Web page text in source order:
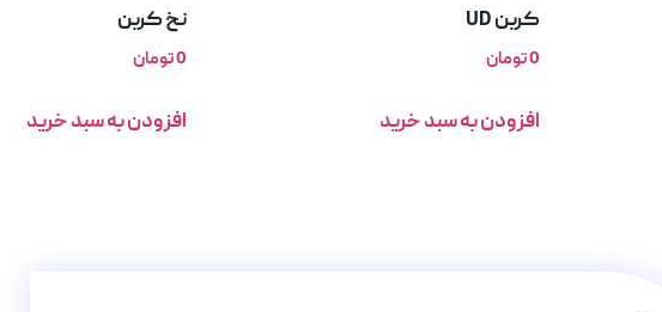
کربن UD
0تومان
افزودن به سبد خرید
نخ کربن
0تومان
افزودن به سبد خرید